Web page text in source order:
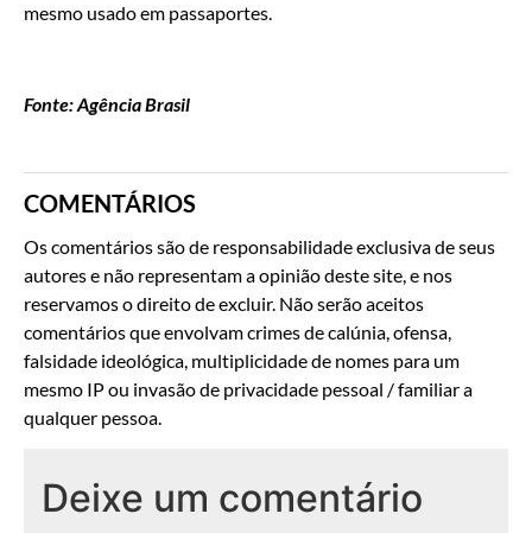
mesmo usado em passaportes.
Fonte: Agência Brasil
COMENTÁRIOS
Os comentários são de responsabilidade exclusiva de seus
autores e não representam a opinião deste site, e nos
reservamos o direito de excluir. Não serão aceitos
comentários que envolvam crimes de calúnia, ofensa,
falsidade ideológica, multiplicidade de nomes para um
mesmo IP ou invasão de privacidade pessoal / familiar a
qualquer pessoa.
Deixe um comentário